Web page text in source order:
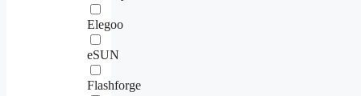
Elegoo
eSUN
Flashforge